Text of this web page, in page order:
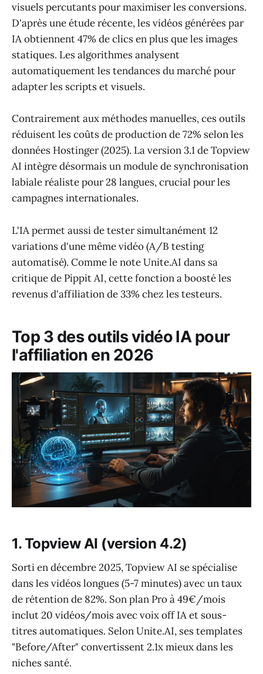
visuels percutants pour maximiser les conversions.
D'après une étude récente, les vidéos générées par
IA obtiennent 47% de clics en plus que les images
statiques. Les algorithmes analysent
automatiquement les tendances du marché pour
adapter les scripts et visuels.
Contrairement aux méthodes manuelles, ces outils
réduisent les coûts de production de 72% selon les
données Hostinger (2025). La version 3.1 de Topview
AI intègre désormais un module de synchronisation
labiale réaliste pour 28 langues, crucial pour les
campagnes internationales.
L'IA permet aussi de tester simultanément 12
variations d'une même vidéo (A/B testing
automatisé). Comme le note Unite.AI dans sa
critique de Pippit AI, cette fonction a boosté les
revenus d'affiliation de 33% chez les testeurs.
Top 3 des outils vidéo IA pour
l'affiliation en 2026
1. Topview AI (version 4.2)
Sorti en décembre 2025, Topview AI se spécialise
dans les vidéos longues (5-7 minutes) avec un taux
de rétention de 82%. Son plan Pro à 49€/mois
inclut 20 vidéos/mois avec voix off IA et sous-
titres automatiques. Selon Unite.AI, ses templates
"Before/After" convertissent 2.1x mieux dans les
niches santé.